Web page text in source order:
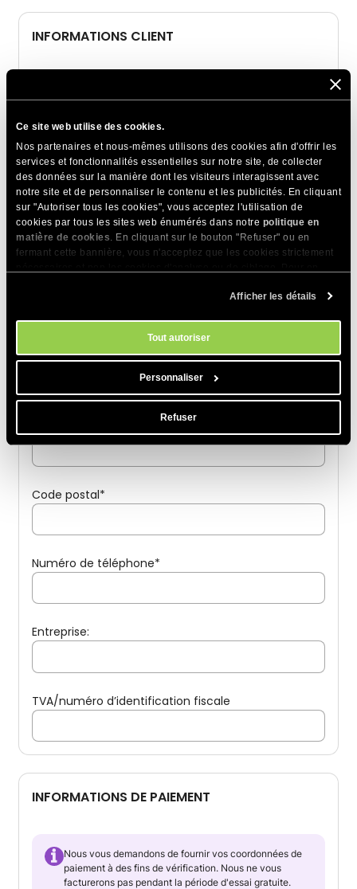
Ce site web utilise des cookies.
Nos partenaires et nous-mêmes utilisons des cookies afin d'offrir les
services et fonctionnalités essentielles sur notre site, de collecter
des données sur la manière dont les visiteurs interagissent avec
notre site et de personnaliser le contenu et les publicités. En cliquant
sur "Autoriser tous les cookies", vous acceptez l'utilisation de
cookies par tous les sites web énumérés dans notre politique en
matière de cookies . En cliquant sur le bouton "Refuser" ou en
fermant cette bannière, vous n'acceptez que les cookies strictement
. Vous pouvez gérer vos préférences
Afficher les détails
Tout autoriser
Personnaliser
Refuser
INFORMATIONS CLIENT
Nom*
Pays*
Ville*
Code postal*
Numéro de téléphone*
Entreprise:
TVA/numéro d’identification fiscale
INFORMATIONS DE PAIEMENT
Nous vous demandons de fournir vos coordonnées de
paiement à des fins de vérification. Nous ne vous
facturerons pas pendant la période d'essai gratuite.